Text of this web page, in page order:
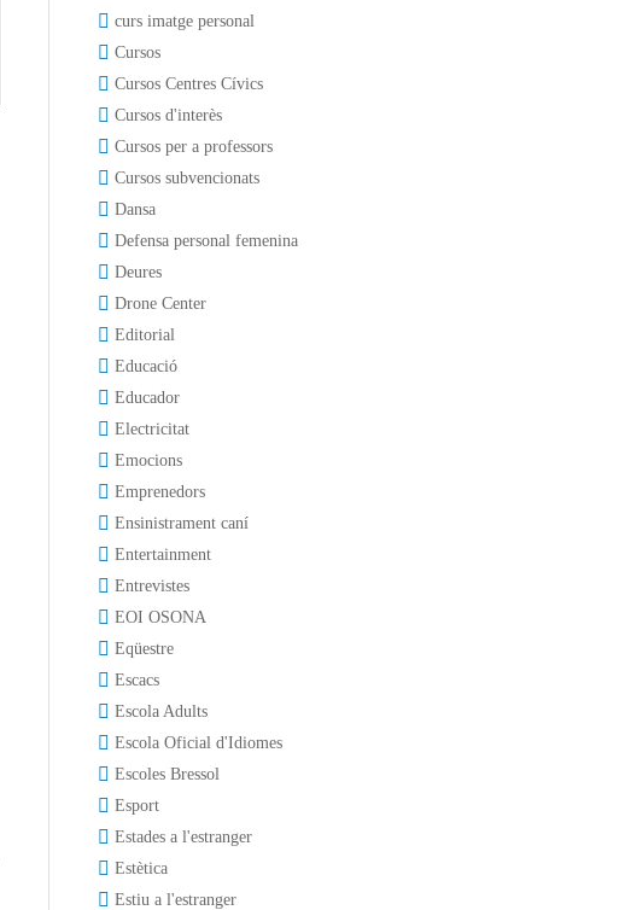
curs imatge personal
Cursos
Cursos Centres Cívics
Cursos d'interès
Cursos per a professors
Cursos subvencionats
Dansa
Defensa personal femenina
Deures
Drone Center
Editorial
Educació
Educador
Electricitat
Emocions
Emprenedors
Ensinistrament caní
Entertainment
Entrevistes
EOI OSONA
Eqüestre
Escacs
Escola Adults
Escola Oficial d'Idiomes
Escoles Bressol
Esport
Estades a l'estranger
Estètica
Estiu a l'estranger